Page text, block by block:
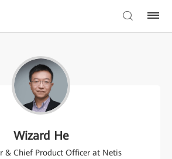
Wizard He
& Chief Product Officer at Netis